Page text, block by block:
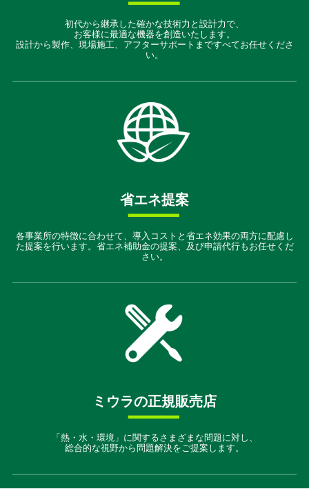
初代から継承した確かな技術力と設計力で、
お客様に最適な機器を創造いたします。
設計から製作、現場施工、アフターサポートまですべてお任せくださ
い。
省エネ提案
各事業所の特徴に合わせて、導入コストと省エネ効果の両方に配慮し
た提案を行います。省エネ補助金の提案、及び申請代行もお任せくだ
さい。
ミウラの正規販売店
「熱・水・環境」に関するさまざまな問題に対し、
総合的な視野から問題解決をご提案します。